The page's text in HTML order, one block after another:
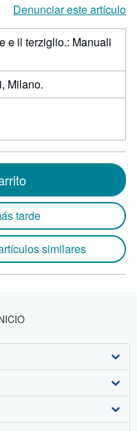
Denunciar este artículo
e il terziglio.: Manuali
Milano.
tarde
similares